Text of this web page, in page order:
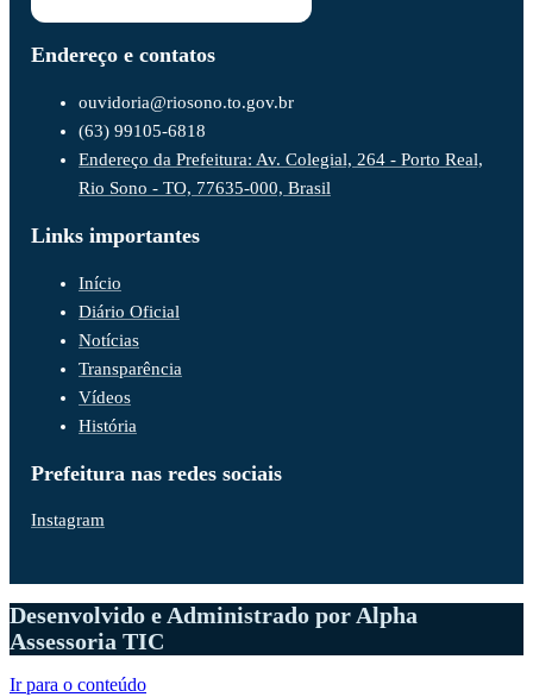
Endereço e contatos
ouvidoria@riosono.to.gov.br
(63) 99105-6818
Endereço da Prefeitura: Av. Colegial, 264 - Porto Real,
Rio Sono - TO, 77635-000, Brasil
Links importantes
Início
Diário Oficial
Notícias
Transparência
Vídeos
História
Prefeitura nas redes sociais
Instagram
Desenvolvido e Administrado por Alpha
Assessoria TIC
Ir para o conteúdo